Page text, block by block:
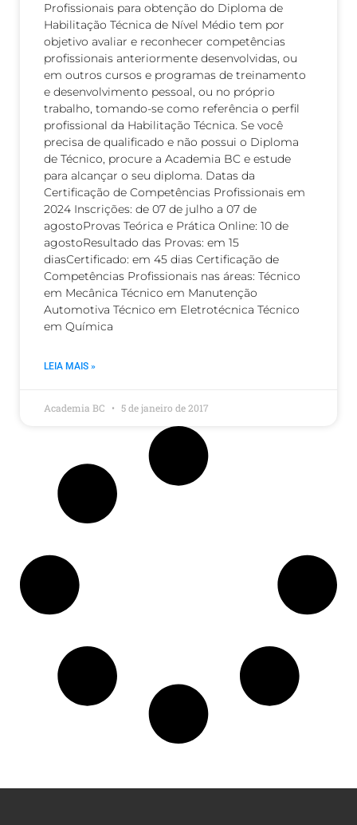
Profissionais para obtenção do Diploma de
Habilitação Técnica de Nível Médio tem por
objetivo avaliar e reconhecer competências
profissionais anteriormente desenvolvidas, ou
em outros cursos e programas de treinamento
e desenvolvimento pessoal, ou no próprio
trabalho, tomando-se como referência o perfil
profissional da Habilitação Técnica. Se você
precisa de qualificado e não possui o Diploma
de Técnico, procure a Academia BC e estude
para alcançar o seu diploma. Datas da
Certificação de Competências Profissionais em
2024 Inscrições: de 07 de julho a 07 de
agostoProvas Teórica e Prática Online: 10 de
agostoResultado das Provas: em 15
diasCertificado: em 45 dias Certificação de
Competências Profissionais nas áreas: Técnico
em Mecânica Técnico em Manutenção
Automotiva Técnico em Eletrotécnica Técnico
em Química
LEIA MAIS »
Academia BC 5 de janeiro de 2017